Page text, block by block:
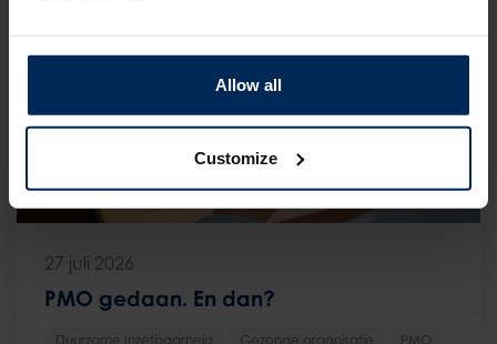
Allow all
Customize
27 juli 2026
PMO gedaan. En dan?
Duurzame Inzetbaarheid Gezonde organisatie PMO